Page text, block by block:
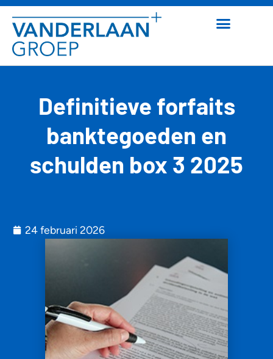
Definitieve forfaits
banktegoeden en
schulden box 3 2025
24 februari 2026